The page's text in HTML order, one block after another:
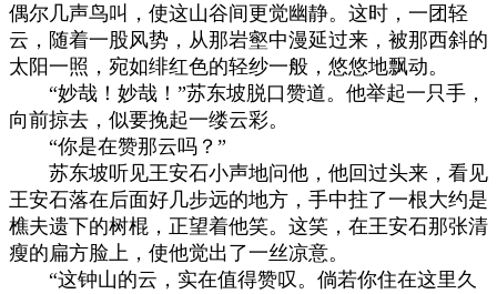
偶尔几声鸟叫，使这山谷间更觉幽静。这时，一团轻
云，随着一股风势，从那岩壑中漫延过来，被那西斜的
太阳一照，宛如绯红色的轻纱一般，悠悠地飘动。
“妙哉！妙哉！”苏东坡脱口赞道。他举起一只手，
向前掠去，似要挽起一缕云彩。
“你是在赞那云吗？”
苏东坡听见王安石小声地问他，他回过头来，看见
王安石落在后面好几步远的地方，手中拄了一根大约是
樵夫遗下的树棍，正望着他笑。这笑，在王安石那张清
瘦的扁方脸上，使他觉出了一丝凉意。
“这钟山的云，实在值得赞叹。倘若你住在这里久